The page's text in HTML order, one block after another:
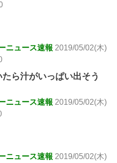
ニュース速報 2019/05/02(木)
ら汁がいっぱい出そう
ニュース速報 2019/05/02(木)
ニュース速報 2019/05/02(木)